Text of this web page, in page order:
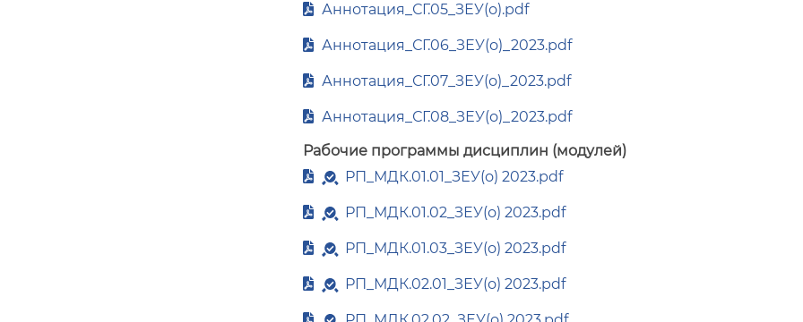
Аннотация_СГ.05_ЗЕУ(о).pdf
Аннотация_СГ.06_ЗЕУ(о)_2023.pdf
Аннотация_СГ.07_ЗЕУ(о)_2023.pdf
Аннотация_СГ.08_ЗЕУ(о)_2023.pdf
Рабочие программы дисциплин (модулей)
РП_МДК.01.01_ЗЕУ(о) 2023.pdf
РП_МДК.01.02_ЗЕУ(о) 2023.pdf
РП_МДК.01.03_ЗЕУ(о) 2023.pdf
РП_МДК.02.01_ЗЕУ(о) 2023.pdf